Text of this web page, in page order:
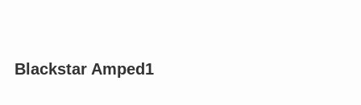
Blackstar Amped1